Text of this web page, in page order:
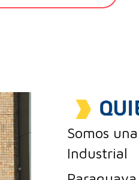
Somos
Industrial